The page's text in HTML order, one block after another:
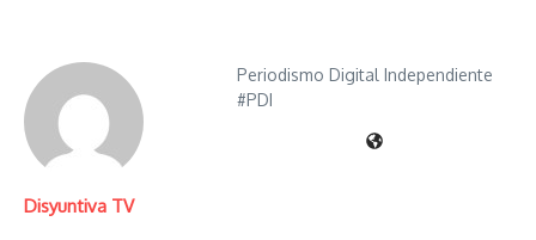
Disyuntiva TV
Periodismo Digital Independiente
#PDI